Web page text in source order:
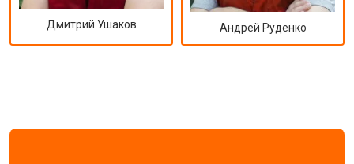
Дмитрий Ушаков Андрей Руденко